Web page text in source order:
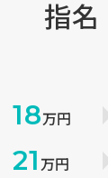
指名
18万円
21 万円